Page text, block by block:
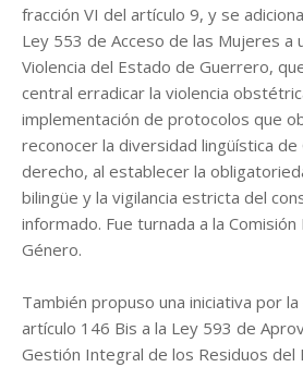
fracción VI del artículo 9, y se
Ley 553 de Acceso de las Mujeres a
Violencia del Estado de Guerrero,
central erradicar la violencia
implementación de protocolos que
reconocer la diversidad lingüística
derecho, al establecer la
bilingüe y la vigilancia estricta del
informado. Fue turnada a la
Género.
También propuso una iniciativa por
artículo 146 Bis a la Ley 593 de
Gestión Integral de los Residuos del